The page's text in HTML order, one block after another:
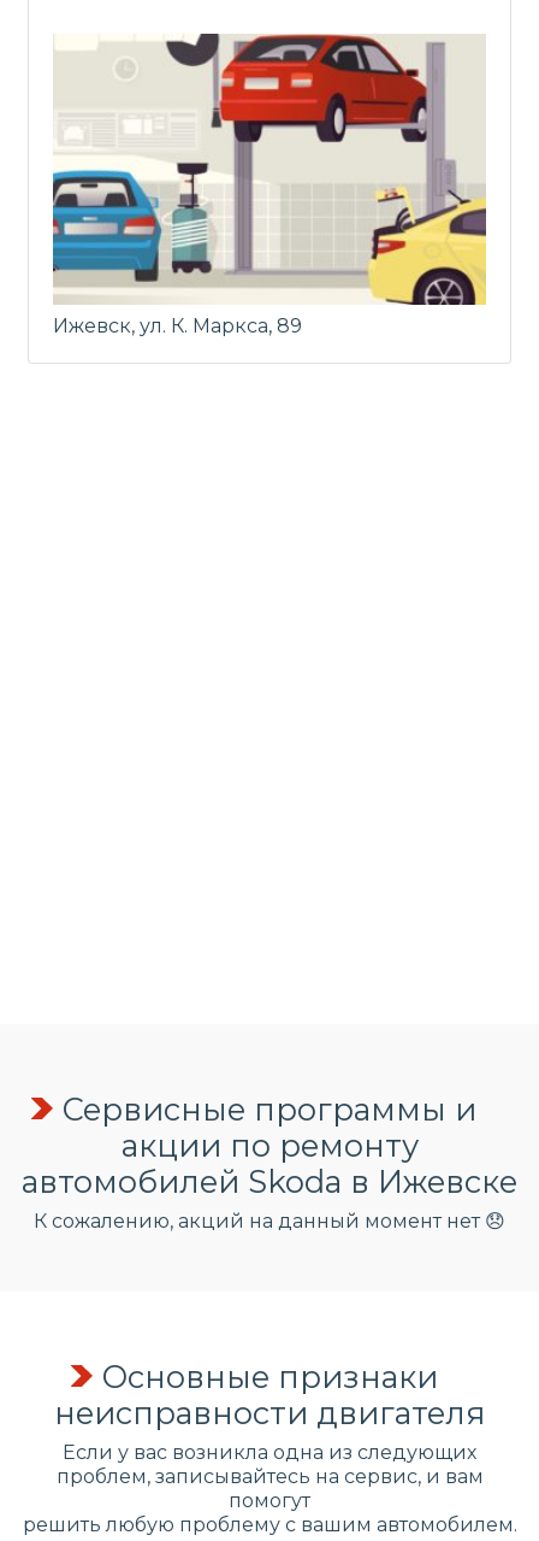
Ижевск, ул. К. Маркса, 89
Сервисные программы и
акции по ремонту
автомобилей Skoda в Ижевске
К сожалению, акций на данный момент нет 😞
Основные признаки
неисправности двигателя
Если у вас возникла одна из следующих
проблем, записывайтесь на сервис, и вам
помогут
решить любую проблему с вашим автомобилем.